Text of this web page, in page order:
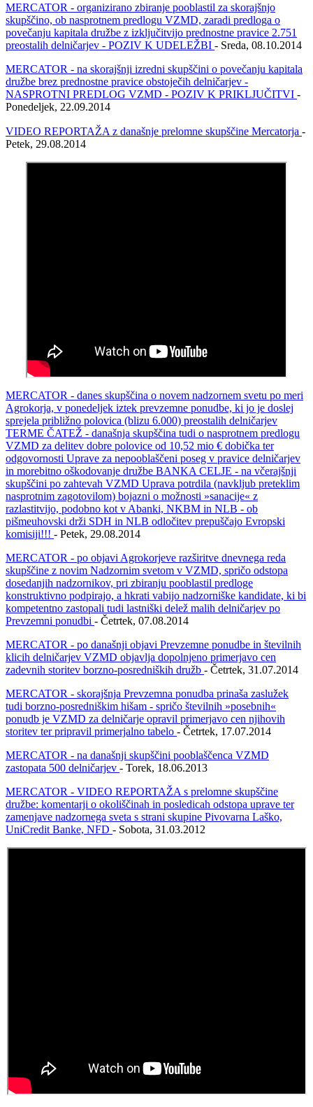
MERCATOR - organizirano zbiranje pooblastil za skorajšnjo
skupščino, ob nasprotnem predlogu VZMD, zaradi predloga o
povečanju kapitala družbe z izključitvijo prednostne pravice 2.751
preostalih delničarjev - POZIV K UDELEŽBI - Sreda, 08.10.2014
MERCATOR - na skorajšnji izredni skupščini o povečanju kapitala
družbe brez prednostne pravice obstoječih delničarjev -
NASPROTNI PREDLOG VZMD - POZIV K PRIKLJUČITVI -
Ponedeljek, 22.09.2014
VIDEO REPORTAŽA z današnje prelomne skupščine Mercatorja -
Petek, 29.08.2014
MERCATOR - danes skupščina o novem nadzornem svetu po meri
Agrokorja, v ponedeljek iztek prevzemne ponudbe, ki jo je doslej
sprejela približno polovica (blizu 6.000) preostalih delničarjev
TERME ČATEŽ - današnja skupščina tudi o nasprotnem predlogu
VZMD za delitev dobre polovice od 10,52 mio € dobička ter
odgovornosti Uprave za nepooblaščeni poseg v pravice delničarjev
in morebitno oškodovanje družbe BANKA CELJE - na včerajšnji
skupščini po zahtevah VZMD Uprava potrdila (navkljub preteklim
nasprotnim zagotovilom) bojazni o možnosti »sanacije« z
razlastitvijo, podobno kot v Abanki, NKBM in NLB - ob
pišmeuhovski drži SDH in NLB odločitev prepuščajo Evropski
komisiji!!! - Petek, 29.08.2014
MERCATOR - po objavi Agrokorjeve razširitve dnevnega reda
skupščine z novim Nadzornim svetom v VZMD, spričo odstopa
dosedanjih nadzornikov, pri zbiranju pooblastil predloge
konstruktivno podpirajo, a hkrati vabijo nadzorniške kandidate, ki bi
kompetentno zastopali tudi lastniški delež malih delničarjev po
Prevzemni ponudbi - Četrtek, 07.08.2014
MERCATOR - po današnji objavi Prevzemne ponudbe in številnih
klicih delničarjev VZMD objavlja dopolnjeno primerjavo cen
zadevnih storitev borzno-posredniških družb - Četrtek, 31.07.2014
MERCATOR - skorajšnja Prevzemna ponudba prinaša zaslužek
tudi borzno-posredniškim hišam - spričo številnih »posebnih«
ponudb je VZMD za delničarje opravil primerjavo cen njihovih
storitev ter pripravil primerjalno tabelo - Četrtek, 17.07.2014
MERCATOR - na današnji skupščini pooblaščenca VZMD
zastopata 500 delničarjev - Torek, 18.06.2013
MERCATOR - VIDEO REPORTAŽA s prelomne skupščine
družbe: komentarji o okoliščinah in posledicah odstopa uprave ter
zamenjave nadzornega sveta s strani skupine Pivovarna Laško,
UniCredit Banke, NFD - Sobota, 31.03.2012